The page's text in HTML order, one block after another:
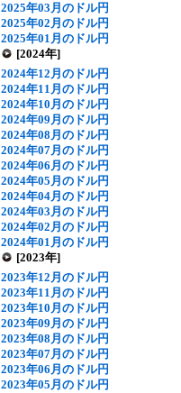
2025年03月のドル円
2025年02月のドル円
2025年01月のドル円
[2024年]
2024年12月のドル円
2024年11月のドル円
2024年10月のドル円
2024年09月のドル円
2024年08月のドル円
2024年07月のドル円
2024年06月のドル円
2024年05月のドル円
2024年04月のドル円
2024年03月のドル円
2024年02月のドル円
2024年01月のドル円
[2023年]
2023年12月のドル円
2023年11月のドル円
2023年10月のドル円
2023年09月のドル円
2023年08月のドル円
2023年07月のドル円
2023年06月のドル円
2023年05月のドル円